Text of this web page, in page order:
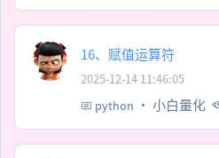
16、赋值运算符
2025-12-14 11:46:05
python · 小白量化